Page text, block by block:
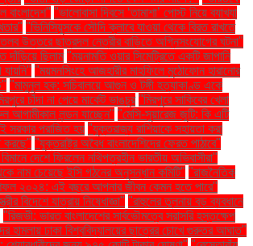
বাংলাদেশ" "ভালোবাসা দিবসে ‘তামাশা’ পোস্ট নিয়ে ব্যাখ্যা
"ভিনিসিয়ুসকে সৌদি ক্লাবে যাওয়া থেকে বিরত রাখতে
উত্তরে ছাত্রদল নেত্রীর বাড়িতে অগ্নিসংযোগের ঘটনা"
দাঁড়িয়ে ছিলাম "ময়নামতি ওয়ার সিমেট্রিতে একটি জাপানি
যায়নি" "ময়মনসিংহে আজহারীর মাহফিলে মুঠোফোন হারানোর
"মামুনুল হক: সচিবালয়ে আগুন ও টঙ্গী হত্যাকাণ্ড একে
চাঁদা না পেয়ে মার্কেট ভাঙচুর "মিরপুরে সাকিবের খেলা
আগামীকাল লন্ডন যাচ্ছেন" "মেসি-সুয়ারেজ জুটি: কি এটি
সরকার পরাজিত হয় "যুক্তরাজ্য রাশিয়াকে সহায়তা করা
করছে" "যুক্তরাষ্ট্র অবৈধ বাংলাদেশিদের ফেরত পাঠাবে"
দেশে ফিরলেন নথিপত্রহীন ভারতীয় অভিবাসীরা"
নাম চেয়েছে ইসি গঠনের অনুসন্ধান কমিটি" "রাজনৈতিক
২০২৪: এই বছরে আপনার জীবন কেমন হতে পারে"
বিদেশে যাত্রায় নিষেধাজ্ঞা" "রাহুলের তুলনায় বড় ব্যবধানে
"রিজভী: ভারত বাংলাদেশের সার্বভৌমত্বে সরাসরি হস্তক্ষেপ
হামলায় ঢাকা বিশ্ববিদ্যালয়ের ছাত্রের চোখে গুরুতর আঘাত"